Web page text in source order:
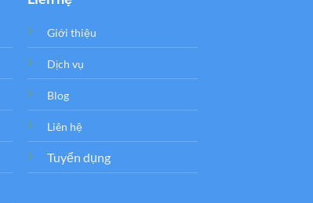
Giới thiệu
Dịch vụ
Blog
Liên hệ
Tuyển dụng